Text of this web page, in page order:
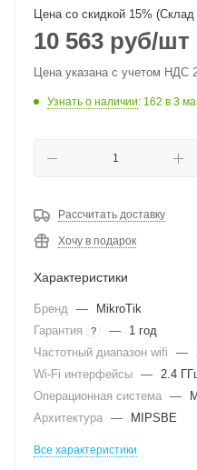
Цена со скидкой 15% (Склад
10 563 руб/шт
Цена указана с учетом НДС
Узнать о наличии: 162 в 3
Рассчитать доставку
Хочу в подарок
Характеристики
Бренд —
MikroTik
Гарантия
? —
1 год
Частотный диапазон wifi
—
Wi-Fi интерфейсы — 2.4
Операционная система —
Архитектура — MIPSBE
Все характеристики